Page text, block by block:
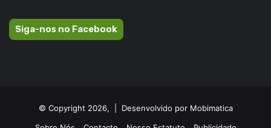
Siga-nos no Facebook
© Copyright 2026, | Desenvolvido por Mobimatica